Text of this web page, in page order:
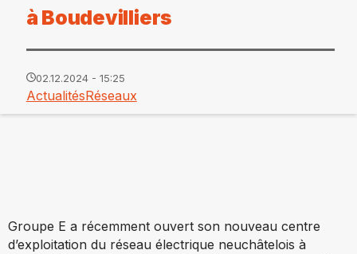
à Boudevilliers
02.12.2024 - 15:25
ActualitésRéseaux
Groupe E a récemment ouvert son nouveau centre
d’exploitation du réseau électrique neuchâtelois à